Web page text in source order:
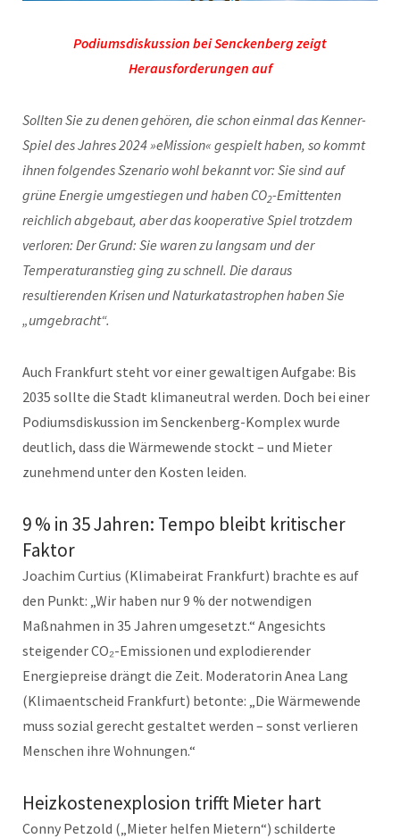
Podiumsdiskussion bei Senckenberg zeigt
Herausforderungen auf
Sollten Sie zu denen gehören, die schon einmal das Kenner-
Spiel des Jahres 2024 »eMission« gespielt haben, so kommt
ihnen folgendes Szenario wohl bekannt vor: Sie sind auf
grüne Energie umgestiegen und haben CO2-Emittenten
reichlich abgebaut, aber das kooperative Spiel trotzdem
verloren: Der Grund: Sie waren zu langsam und der
Temperaturanstieg ging zu schnell. Die daraus
resultierenden Krisen und Naturkatastrophen haben Sie
„umgebracht“.
Auch Frankfurt steht vor einer gewaltigen Aufgabe: Bis
2035 sollte die Stadt klimaneutral werden. Doch bei einer
Podiumsdiskussion im Senckenberg-Komplex wurde
deutlich, dass die Wärmewende stockt – und Mieter
zunehmend unter den Kosten leiden.
9 % in 35 Jahren: Tempo bleibt kritischer
Faktor
Joachim Curtius (Klimabeirat Frankfurt) brachte es auf
den Punkt: „Wir haben nur 9 % der notwendigen
Maßnahmen in 35 Jahren umgesetzt.“ Angesichts
steigender CO₂-Emissionen und explodierender
Energiepreise drängt die Zeit. Moderatorin Anea Lang
(Klimaentscheid Frankfurt) betonte: „Die Wärmewende
muss sozial gerecht gestaltet werden – sonst verlieren
Menschen ihre Wohnungen.“
Heizkostenexplosion trifft Mieter hart
Conny Petzold („Mieter helfen Mietern“) schilderte